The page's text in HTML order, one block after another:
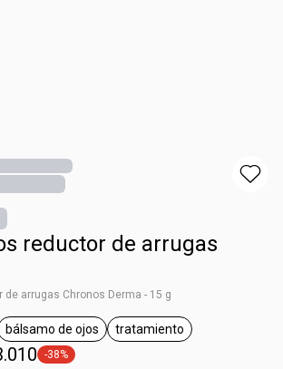
reductor de arrugas
arrugas Chronos Derma - 15 g
Chronos Derma
general.tag bálsamo de ojos
bálsamo de ojos
general.tag
tratamiento
general.tag -38%
-38%